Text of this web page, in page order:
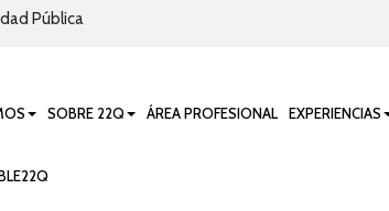
Pública
SOBRE 22Q ÁREA PROFESIONAL EXPERIENCIAS